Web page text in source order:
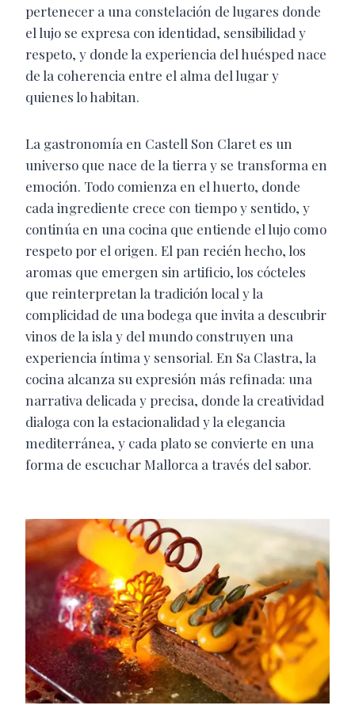
pertenecer a una constelación de lugares donde
el lujo se expresa con identidad, sensibilidad y
respeto, y donde la experiencia del huésped nace
de la coherencia entre el alma del lugar y
quienes lo habitan.
La gastronomía en Castell Son Claret es un
universo que nace de la tierra y se transforma en
emoción. Todo comienza en el huerto, donde
cada ingrediente crece con tiempo y sentido, y
continúa en una cocina que entiende el lujo como
respeto por el origen. El pan recién hecho, los
aromas que emergen sin artificio, los cócteles
que reinterpretan la tradición local y la
complicidad de una bodega que invita a descubrir
vinos de la isla y del mundo construyen una
experiencia íntima y sensorial. En Sa Clastra, la
cocina alcanza su expresión más refinada: una
narrativa delicada y precisa, donde la creatividad
dialoga con la estacionalidad y la elegancia
mediterránea, y cada plato se convierte en una
forma de escuchar Mallorca a través del sabor.